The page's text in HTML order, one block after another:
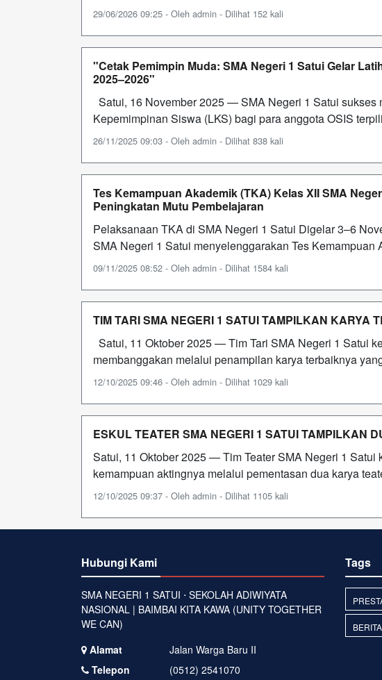
29/06/2026 09:25 - Oleh admin - Dilihat 152 kali
"Cetak Pemimpin Muda: SMA Negeri 1 Satui Gelar
2025–2026"
Satui, 16 November 2025 — SMA Negeri 1 Satui sukses
Kepemimpinan Siswa (LKS) bagi para anggota OSIS
26/11/2025 09:03 - Oleh admin - Dilihat 838 kali
Tes Kemampuan Akademik (TKA) Kelas XII SMA
Peningkatan Mutu Pembelajaran
Pelaksanaan TKA di SMA Negeri 1 Satui Digelar 3–6
SMA Negeri 1 Satui menyelenggarakan Tes
09/11/2025 08:52 - Oleh admin - Dilihat 1584 kali
TIM TARI SMA NEGERI 1 SATUI TAMPILKAN KARYA
Satui, 11 Oktober 2025 — Tim Tari SMA Negeri 1 Satui
membanggakan melalui penampilan karya terbaiknya
12/10/2025 09:46 - Oleh admin - Dilihat 1029 kali
ESKUL TEATER SMA NEGERI 1 SATUI TAMPILKAN
Satui, 11 Oktober 2025 — Tim Teater SMA Negeri 1 Satui
kemampuan aktingnya melalui pementasan dua karya
12/10/2025 09:37 - Oleh admin - Dilihat 1105 kali
Hubungi Kami
SMA NEGERI 1 SATUI ⋅ SEKOLAH ADIWIYATA
NASIONAL | BAIMBAI KITA KAWA (UNITY TOGETHER
WE CAN)
Alamat
Jalan Warga Baru II
Telepon
(0512) 2541070
Tags
BERITA